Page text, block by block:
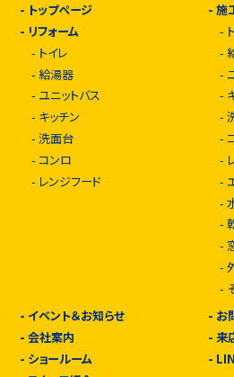
- トップページ
- リフォーム
- トイレ
- 給湯器
- ユニットバス
- キッチン
- 洗面台
- コンロ
- レンジフード
-施
-
-
-
-
-
-
-
-
-
-
-
-
-
- イベント＆お知らせ
- 会社案内
- ショールーム
- お
-来
-